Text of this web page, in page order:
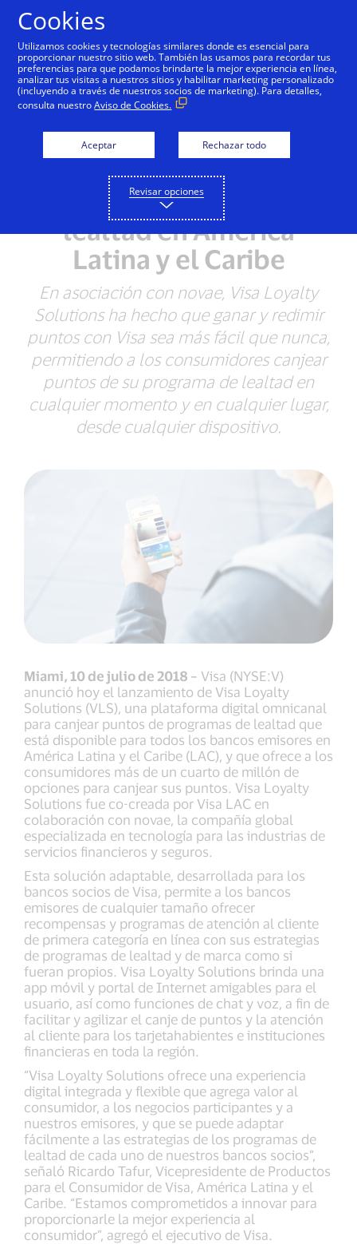
NOTAS DE PRENSA
Visa lanza Visa Loyalty
Solutions, la primera
plataforma 100% digital
para programas de
lealtad en América
Latina y el Caribe
En asociación con novae, Visa Loyalty
Solutions ha hecho que ganar y redimir
puntos con Visa sea más fácil que nunca,
permitiendo a los consumidores canjear
puntos de su programa de lealtad en
cualquier momento y en cualquier lugar,
desde cualquier dispositivo.
Miami, 10 de julio de 2018 – Visa (NYSE:V)
anunció hoy el lanzamiento de Visa Loyalty
Solutions (VLS), una plataforma digital omnicanal
para canjear puntos de programas de lealtad que
está disponible para todos los bancos emisores en
América Latina y el Caribe (LAC), y que ofrece a los
consumidores más de un cuarto de millón de
opciones para canjear sus puntos. Visa Loyalty
Solutions fue co-creada por Visa LAC en
colaboración con novae, la compañía global
especializada en tecnología para las industrias de
servicios financieros y seguros.
Esta solución adaptable, desarrollada para los
bancos socios de Visa, permite a los bancos
emisores de cualquier tamaño ofrecer
recompensas y programas de atención al cliente
de primera categoría en línea con sus estrategias
de programas de lealtad y de marca como si
fueran propios. Visa Loyalty Solutions brinda una
app móvil y portal de Internet amigables para el
usuario, así como funciones de chat y voz, a fin de
facilitar y agilizar el canje de puntos y la atención
al cliente para los tarjetahabientes e instituciones
financieras en toda la región.
“Visa Loyalty Solutions ofrece una experiencia
digital integrada y flexible que agrega valor al
consumidor, a los negocios participantes y a
nuestros emisores, y que se puede adaptar
fácilmente a las estrategias de los programas de
lealtad de cada uno de nuestros bancos socios”,
señaló Ricardo Tafur, Vicepresidente de Productos
para el Consumidor de Visa, América Latina y el
Caribe. “Estamos comprometidos a innovar para
proporcionarle la mejor experiencia al
consumidor”, agregó el ejecutivo de Visa.
Cookies
Utilizamos cookies y tecnologías similares donde es esencial para
proporcionar nuestro sitio web. También las usamos para recordar tus
preferencias para que podamos brindarte la mejor experiencia en línea,
analizar tus visitas a nuestros sitios y habilitar marketing personalizado
(incluyendo a través de nuestros socios de marketing). Para detalles,
consulta nuestroAviso de Cookies.
Aceptar Rechazar todo
Revisar opciones